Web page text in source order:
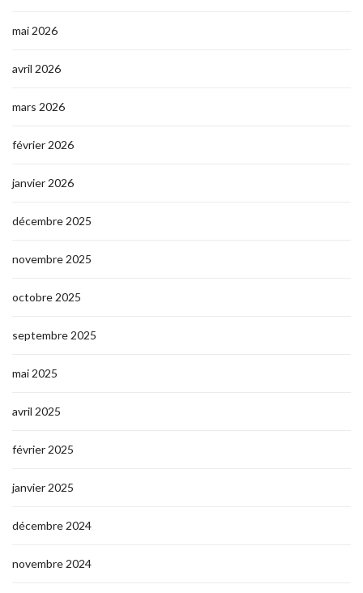
mai 2026
avril 2026
mars 2026
février 2026
janvier 2026
décembre 2025
novembre 2025
octobre 2025
septembre 2025
mai 2025
avril 2025
février 2025
janvier 2025
décembre 2024
novembre 2024